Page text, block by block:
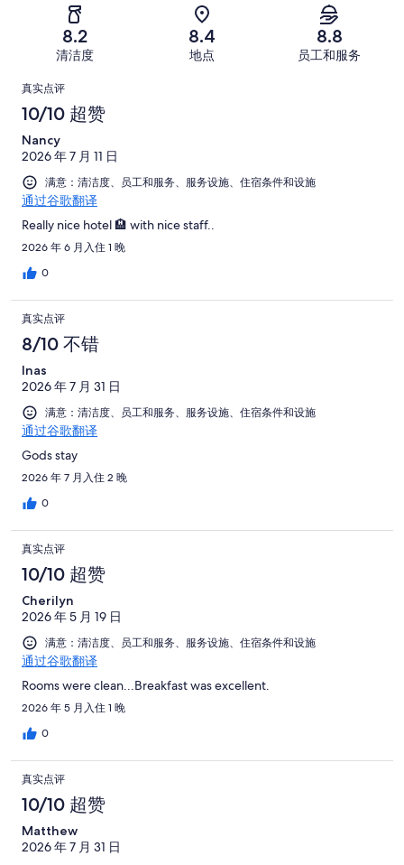
条
点
有
1007
条
点
评
共
有
1007
条
点
评
评，
共
有
1007
条
点
条
好
评，
共
有
1007
条
点
评
8.2
清洁度
8.4
地点
8.8
员工和服务
点
评
真实点评
10/10 超赞
Nancy
2026 年 7 月 11 日
满意：清洁度、员工和服务、服务设施、住宿条件和设施
通过谷歌翻译
Really nice hotel 🏨 with nice staff..
2026 年 6 月入住 1 晚
0
真实点评
8/10 不错
Inas
2026 年 7 月 31 日
满意：清洁度、员工和服务、服务设施、住宿条件和设施
通过谷歌翻译
Gods stay
2026 年 7 月入住 2 晚
0
真实点评
10/10 超赞
Cherilyn
2026 年 5 月 19 日
满意：清洁度、员工和服务、服务设施、住宿条件和设施
通过谷歌翻译
Rooms were clean...Breakfast was excellent.
2026 年 5 月入住 1 晚
0
真实点评
10/10 超赞
Matthew
2026 年 7 月 31 日